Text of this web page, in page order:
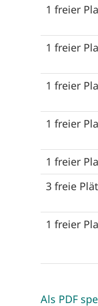
1 freier
1 freier
1 freier
1 freier
1 freier
3 freie
1 freier
Als PDF